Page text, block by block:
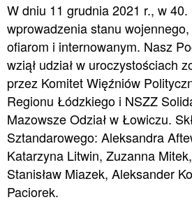
W dniu 11 grudnia 2021 r., w
wprowadzenia stanu
ofiarom i internowanym. Nasz
wziął udział w uroczystościach
przez Komitet Więźniów
Regionu Łódzkiego i NSZZ
Mazowsze Odział w Łowiczu.
Sztandarowego: Aleksandra
Katarzyna Litwin, Zuzanna
Stanisław Miazek, Aleksander
Paciorek.